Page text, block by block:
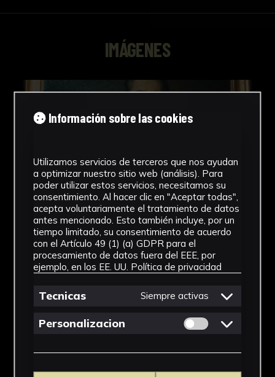
IMÁGENES
Información sobre las cookies
Utilizamos servicios de terceros que nos ayudan
a optimizar nuestro sitio web (análisis). Para
poder utilizar estos servicios, necesitamos su
consentimiento. Al hacer clic en "Aceptar todas",
acepta voluntariamente el tratamiento de datos
antes mencionado. Esto también incluye, por un
tiempo limitado, su consentimiento de acuerdo
con el Artículo 49 (1) (a) GDPR para el
procesamiento de datos fuera del EEE, por
ejemplo, en los EE. UU. Política de privacidad
Tecnicas Siempre activas
Personalizacion Permitir cookies